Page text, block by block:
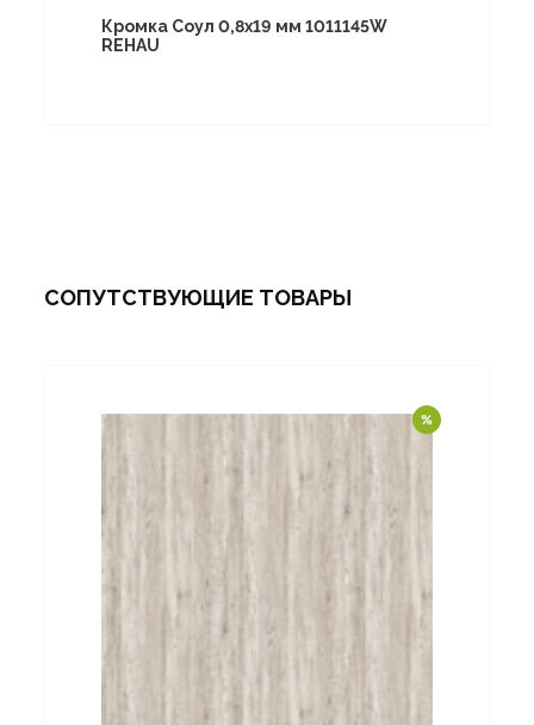
Кромка Соул 0,8х19 мм 1011145W
REHAU
СОПУТСТВУЮЩИЕ ТОВАРЫ